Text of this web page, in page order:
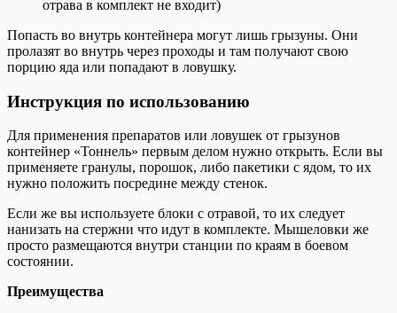
отрава в комплект не входит)
Попасть во внутрь контейнера могут лишь грызуны. Они
пролазят во внутрь через проходы и там получают свою
порцию яда или попадают в ловушку.
Инструкция по использованию
Для применения препаратов или ловушек от грызунов
контейнер «Тоннель» первым делом нужно открыть. Если вы
применяете гранулы, порошок, либо пакетики с ядом, то их
нужно положить посредине между стенок.
Если же вы используете блоки с отравой, то их следует
нанизать на стержни что идут в комплекте. Мышеловки же
просто размещаются внутри станции по краям в боевом
состоянии.
Преимущества